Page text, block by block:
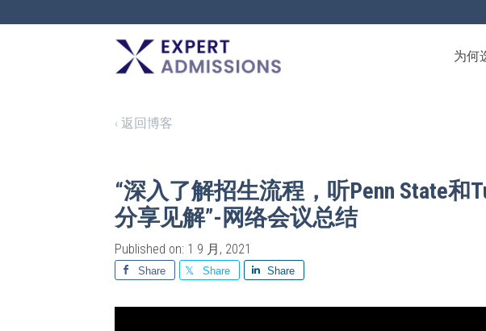
EXPERT
ADMISSIONS
为何
‹ 返回博客
“深入了解招生流程，听Penn State和
分享见解”-网络会议总结
Published on: 1 9 月, 2021
Share Share Share